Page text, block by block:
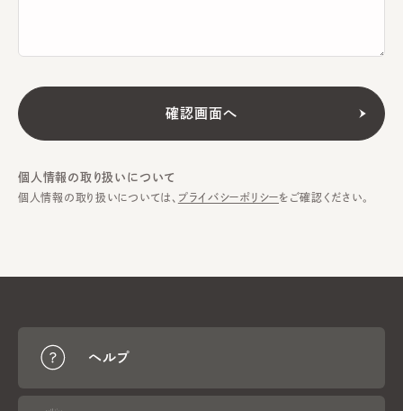
個人情報の取り扱いについて
個人情報の取り扱いについては、 プライバシーポリシーをご確認ください。
ヘルプ